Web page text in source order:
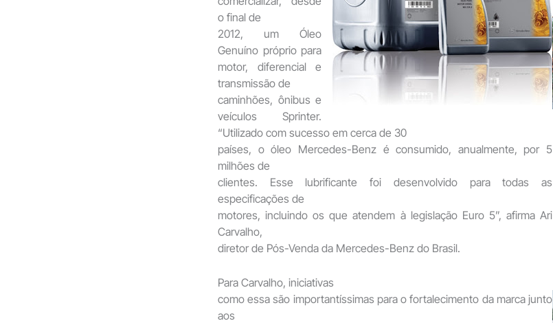
o final de
2012, um Óleo
Genuíno próprio para
motor, diferencial e
transmissão de
caminhões, ônibus e
veículos Sprinter.
“Utilizado com sucesso em cerca de 30
países, o óleo Mercedes-Benz é consumido, anualmente, por 5
milhões de
clientes. Esse lubrificante foi desenvolvido para todas as
especificações de
motores, incluindo os que atendem à legislação Euro 5”, afirma Ari
Carvalho,
diretor de Pós-Venda da Mercedes-Benz do Brasil.
Para Carvalho, iniciativas
como essa são importantíssimas para o fortalecimento da marca junto
aos